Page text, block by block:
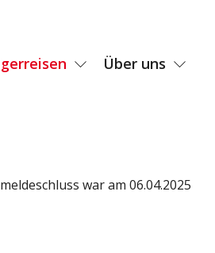
Über uns
war am 06.04.2025